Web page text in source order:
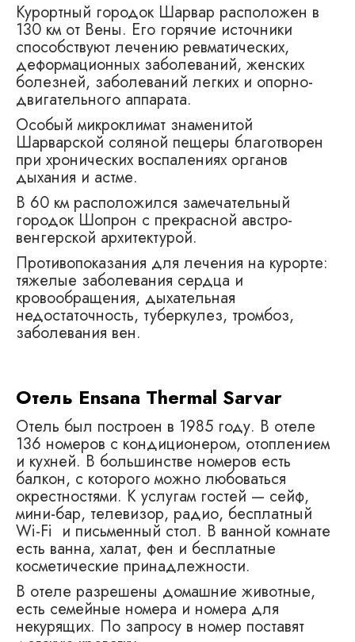
Курортный городок Шарвар расположен в
130 км от Вены. Его горячие источники
способствуют лечению ревматических,
деформационных заболеваний, женских
болезней, заболеваний легких и опорно-
двигательного аппарата.
Особый микроклимат знаменитой
Шарварской соляной пещеры благотворен
при хронических воспалениях органов
дыхания и астме.
В 60 км расположился замечательный
городок Шопрон с прекрасной австро-
венгерской архитектурой.
Противопоказания для лечения на курорте:
тяжелые заболевания сердца и
кровообращения, дыхательная
недостаточность, туберкулез, тромбоз,
заболевания вен.
Отель Ensana Thermal Sarvar
Отель был построен в 1985 году. В отеле
136 номеров с кондиционером, отоплением
и кухней. В большинстве номеров есть
балкон, с которого можно любоваться
окрестностями. К услугам гостей — сейф,
мини-бар, телевизор, радио, бесплатный
Wi-Fi и письменный стол. В ванной комнате
есть ванна, халат, фен и бесплатные
косметические принадлежности.
В отеле разрешены домашние животные,
есть семейные номера и номера для
некурящих. По запросу в номер поставят